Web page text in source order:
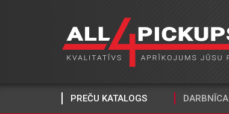
PREČU KATALOGS DARBNĪCA